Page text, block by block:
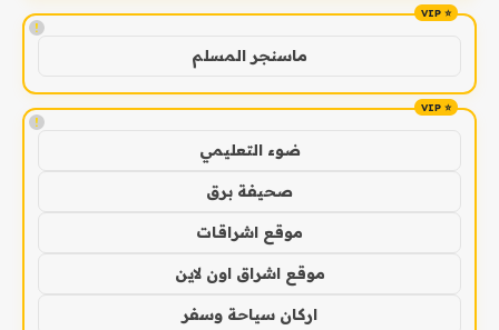
!
ماسنجر المسلم
!
ضوء التعليمي
صحيفة برق
موقع اشراقات
موقع اشراق اون لاين
اركان سياحة وسفر